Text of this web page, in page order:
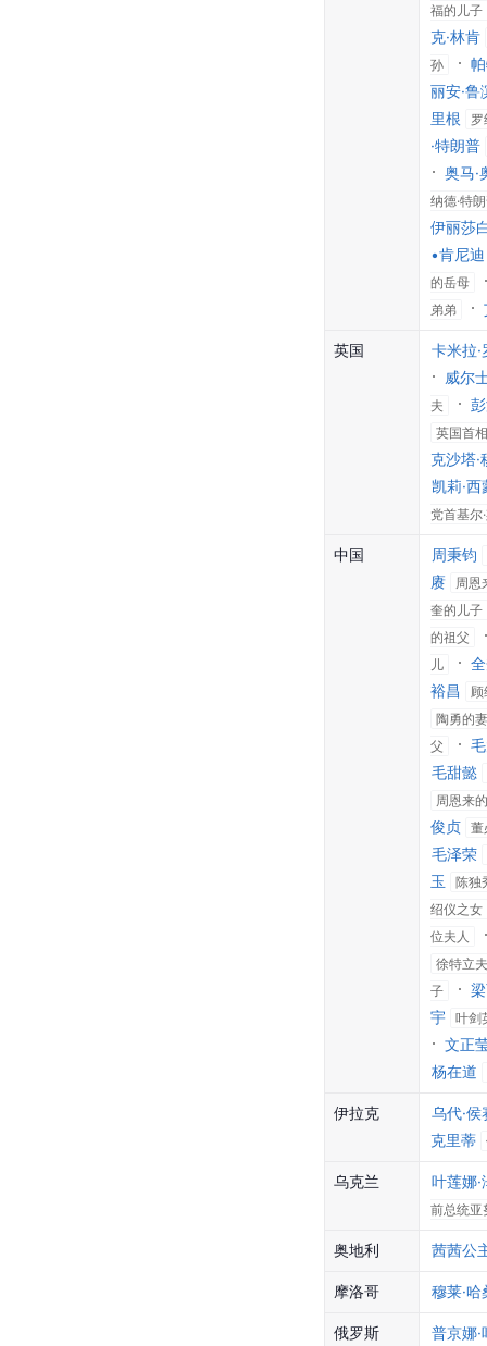
福的儿子
克·林肯
孙
丽安·鲁
里根
罗
·特朗普
奥马·
纳德·特
伊丽莎
•肯尼迪
的岳母
弟弟
英国
卡米拉·
威尔
夫
英国首
克沙塔·
凯莉·西
党首基尔
中国
周秉钧
赓
周恩
奎的儿子
的祖父
儿
裕昌
陶勇的
父
毛甜懿
周恩来
俊贞 董
毛泽荣
玉
陈独
绍仪之女
位夫人
徐特立
子
宇 叶剑
文正
杨在道
伊拉克
乌代·侯
克里蒂
乌克兰 叶莲娜
前总统亚
奥地利 茜茜公
摩洛哥 穆莱·哈
俄罗斯 普京娜